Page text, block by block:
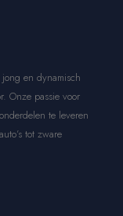
en dynamisch
Onze passie voor
te leveren
tot zware